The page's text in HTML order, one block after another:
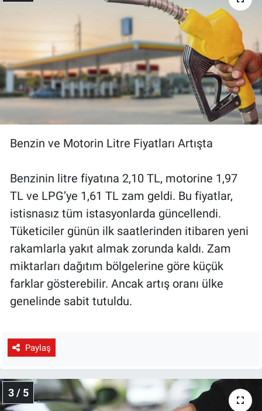
Benzin ve Motorin Litre Fiyatları Artışta
Benzinin litre fiyatına 2,10 TL, motorine 1,97
TL ve LPG’ye 1,61 TL zam geldi. Bu fiyatlar,
istisnasız tüm istasyonlarda güncellendi.
Tüketiciler günün ilk saatlerinden itibaren yeni
rakamlarla yakıt almak zorunda kaldı. Zam
miktarları dağıtım bölgelerine göre küçük
farklar gösterebilir. Ancak artış oranı ülke
genelinde sabit tutuldu.
Paylaş
3 / 5